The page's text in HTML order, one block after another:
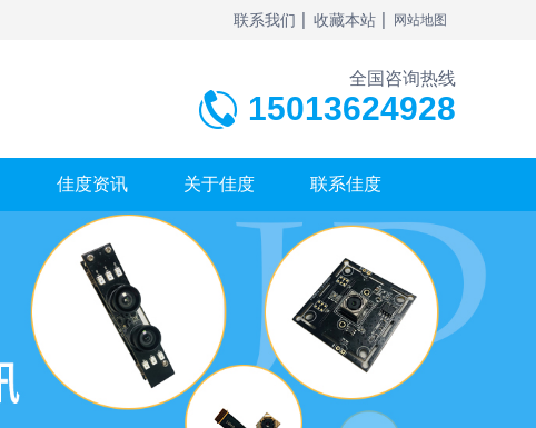
联系我们 收藏本站 网站地图
全国咨询热线
15013624928
佳度资讯 关于佳度 联系佳度